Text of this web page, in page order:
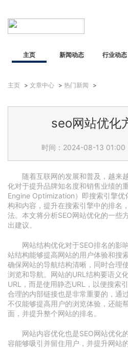
主页 新闻动态 行业动态
主页 > 文章中心 > 热门新闻 >
seo网站优化
时间：2024-08-13 01:00
随着互联网的发展和普及，越来
化对于提升品牌知名度和销售业绩的
Engine Optimization）即搜索引擎优
构和内容，提升在搜索引擎中的排名
法。本文将分析SEO网站优化的一些
出建议。
网站结构优化对于SEO排名的影
站结构能够提高网站的用户体验和搜
确保网站的导航结构清晰，同时合理
浏览和导航。网站的URL结构要语义
URL，而是使用静态URL，以便搜索
合理的内部链接也是非常重要的，通
不仅能够提高用户的浏览体验，还能
面，并提升整个网站的排名。
网站内容优化也是SEO网站优化
容能够吸引并留住用户，并提升网站